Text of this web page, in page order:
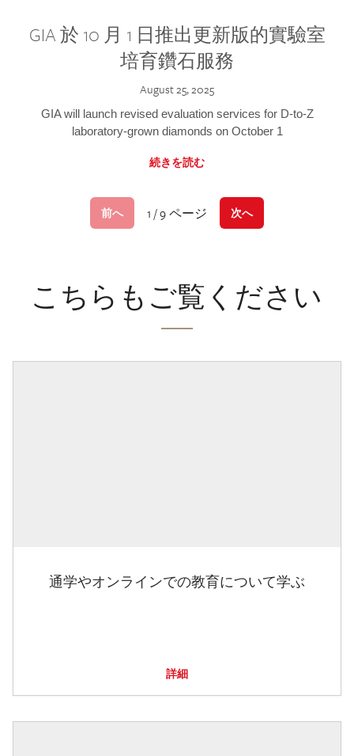
GIA 於 10 月 1 日推出更新版的實驗室
培育鑽石服務
August 25, 2025
GIA will launch revised evaluation services for D-to-Z
laboratory-grown diamonds on October 1
続きを読む
前へ 1 / 9 ページ 次へ
こちらもご覧ください
通学やオンラインでの教育について学ぶ
詳細